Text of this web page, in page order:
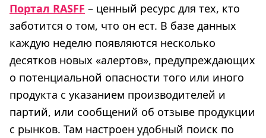
Портал RASFF – ценный ресурс для тех, кто
заботится о том, что он ест. В базе данных
каждую неделю появляются несколько
десятков новых «алертов», предупреждающих
о потенциальной опасности того или иного
продукта с указанием производителей и
партий, или сообщений об отзыве продукции
с рынков. Там настроен удобный поиск по